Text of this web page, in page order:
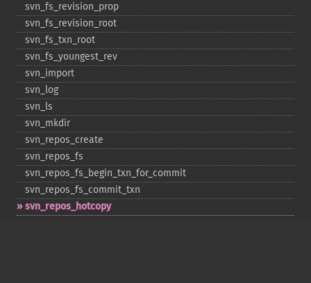
svn_​fs_​revision_​prop
svn_​fs_​revision_​root
svn_​fs_​txn_​root
svn_​fs_​youngest_​rev
svn_​import
svn_​log
svn_​ls
svn_​mkdir
svn_​repos_​create
svn_​repos_​fs
svn_​repos_​fs_​begin_​txn_​for_​commit
svn_​repos_​fs_​commit_​txn
svn_​repos_​hotcopy